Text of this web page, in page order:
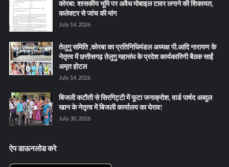
कोरबा: शासकीय भूमि पर अवैध मोबाइल टावर लगाने की शिकायत,
कलेक्टर से जांच की मांग
July 14, 2026
तेलुगु समिति ,कोरबा का प्रतिनिधिमंडल अध्यक्ष पी.आदि नारायण के
नेतृत्व में छत्तीसगढ़ तेलुगु महासंघ के प्रदेश कार्यकारिणी बैठक साईं
अमृत होटल
July 14, 2026
बिजली कटौती से सिरगिट्टी में फूटा जनाक्रोश, वार्ड पार्षद अब्दुल
खान के नेतृत्व में बिजली कार्यालय का घेराव!
July 30, 2026
ऐप डाऊनलोड करे